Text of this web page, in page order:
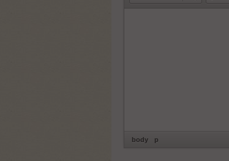
body p